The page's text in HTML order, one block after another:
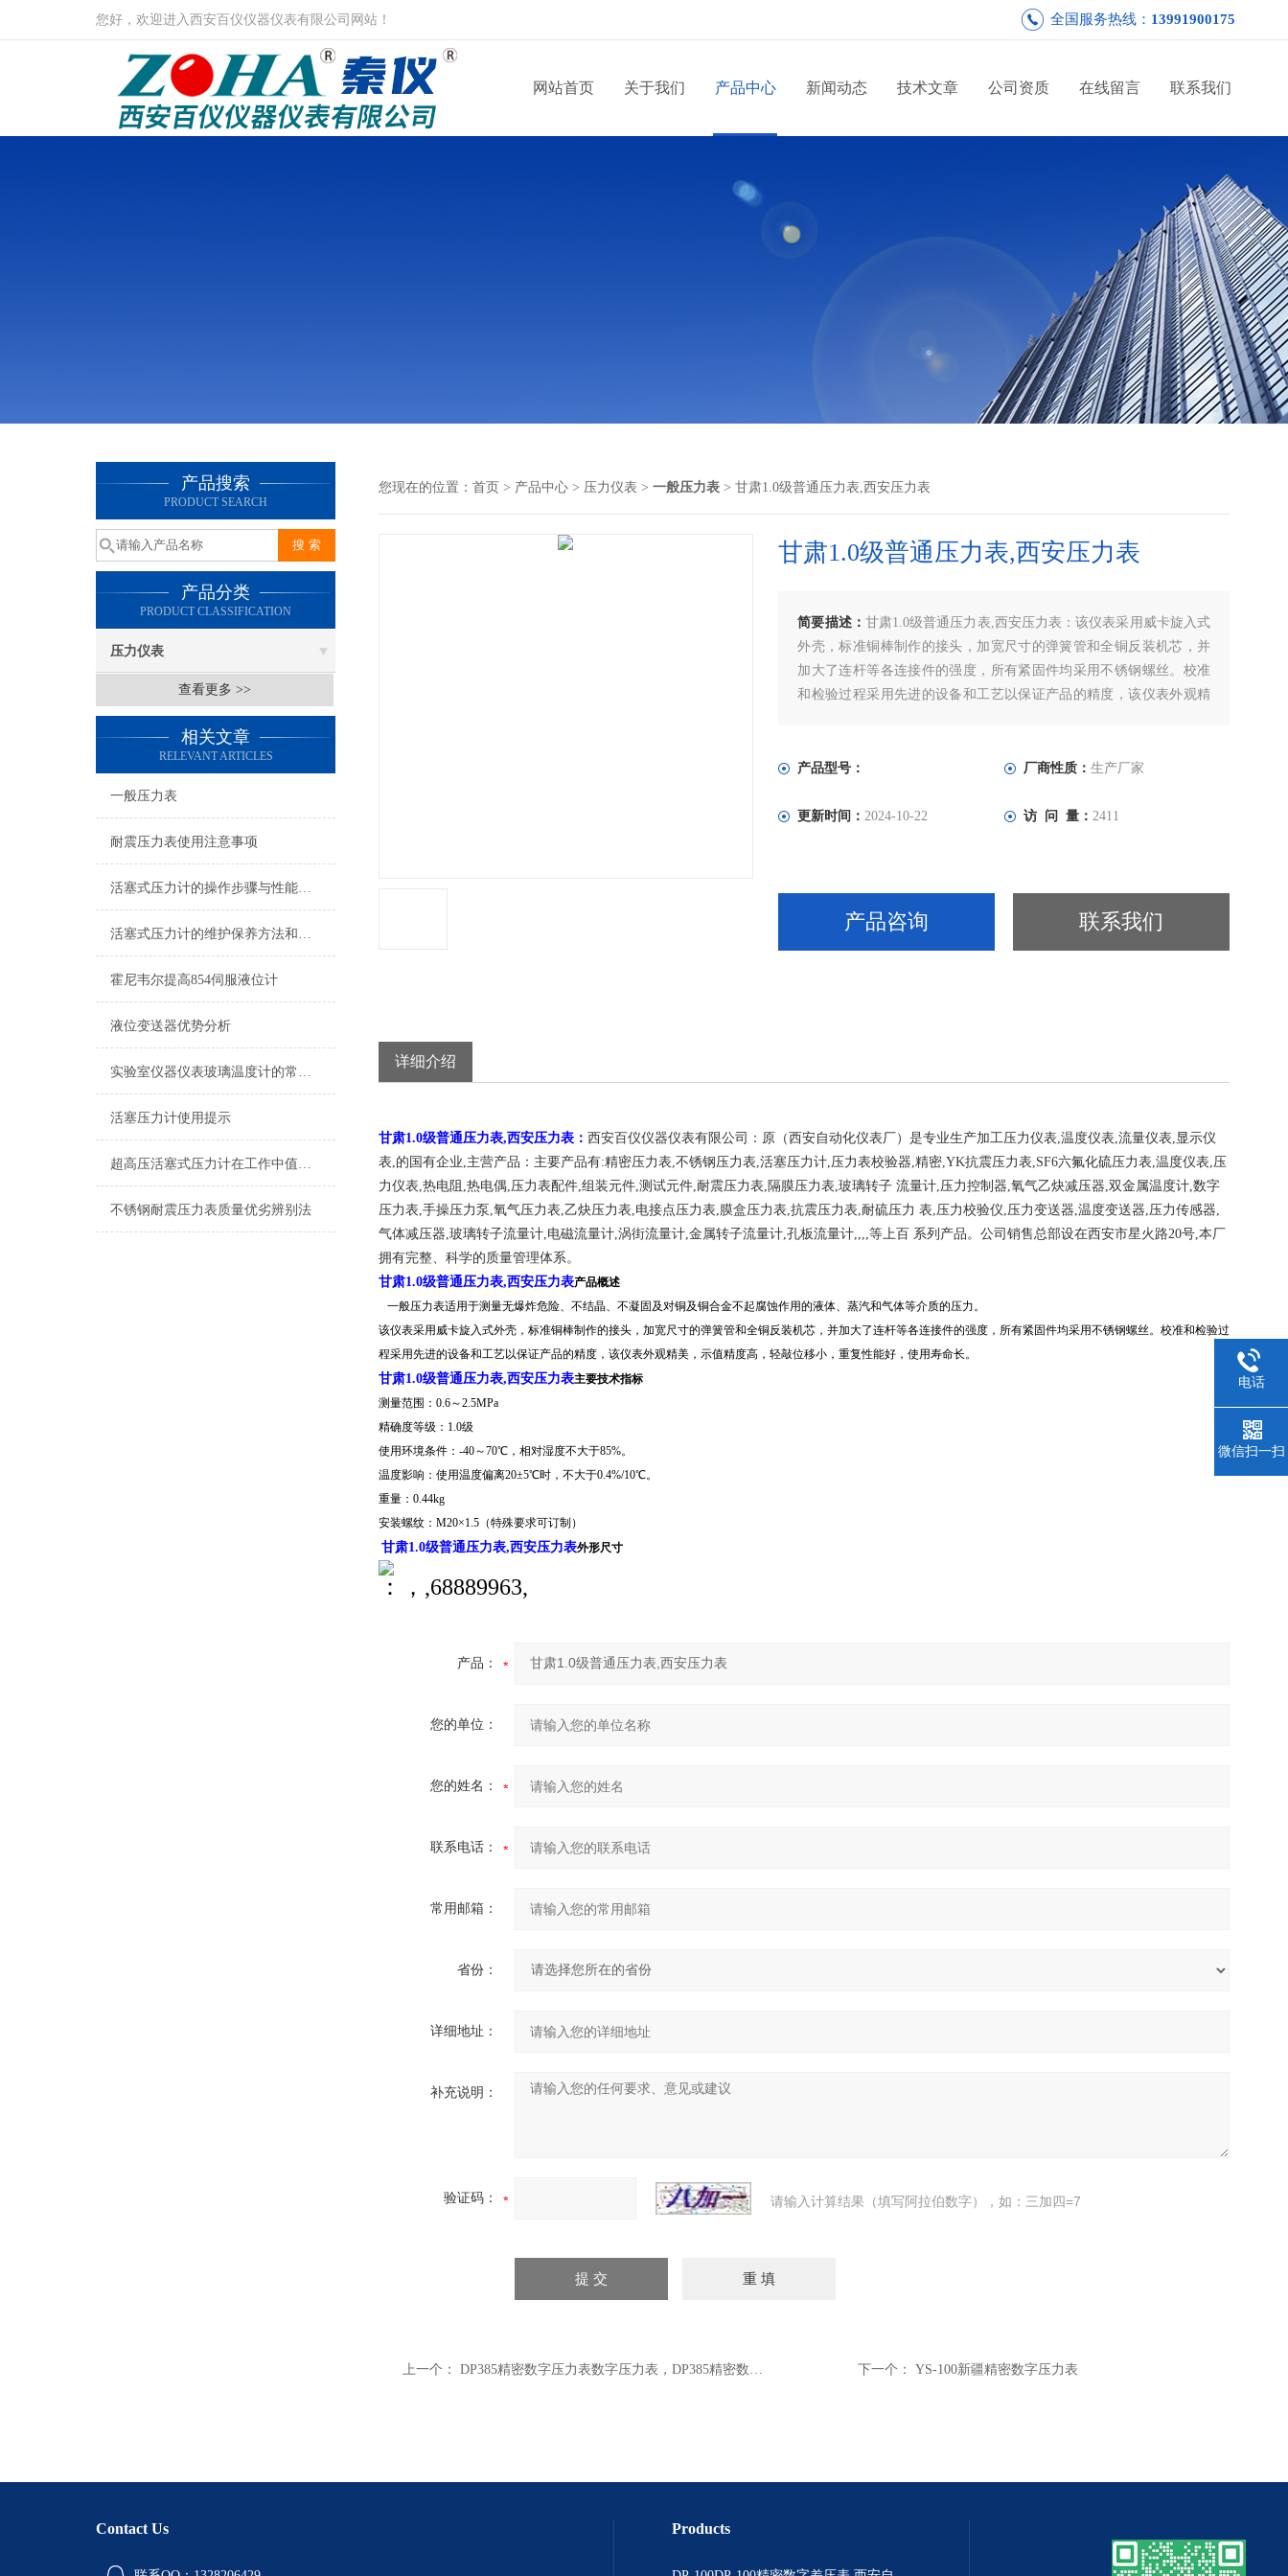
您好，欢迎进入西安百仪仪器仪表有限公司网站！ 全国服务热线： 13991900175
网站首页 关于我们 产品中心 新闻动态 技术文章 公司资质 在线留言 联系我们
产品搜索
PRODUCT SEARCH
产品分类
PRODUCT CLASSIFICATION
压力仪表
查看更多 >>
相关文章
RELEVANT ARTICLES
一般压力表
耐震压力表使用注意事项
活塞式压力计的操作步骤与性能特点
活塞式压力计的维护保养方法和其工作原理介绍
霍尼韦尔提高854伺服液位计
液位变送器优势分析
实验室仪器仪表玻璃温度计的常见种类
活塞压力计使用提示
超高压活塞式压力计在工作中值得注意的一些提示情况
不锈钢耐震压力表质量优劣辨别法
您现在的位置： 首页 > 产品中心 > 压力仪表 > 一般压力表 > 甘肃1.0级普通压力表,西安压力表
甘肃1.0级普通压力表,西安压力表
简要描述： 甘肃1.0级普通压力表,西安压力表：该仪表采用威卡旋入式
外壳，标准铜棒制作的接头，加宽尺寸的弹簧管和全铜反装机芯，并
加大了连杆等各连接件的强度，所有紧固件均采用不锈钢螺丝。校准
和检验过程采用先进的设备和工艺以保证产品的精度，该仪表外观精
产品型号： 厂商性质： 生产厂家
更新时间：2024-10-22 访 问 量： 2411
产品咨询 联系我们
详细介绍
甘肃1.0级普通压力表,西安压力表： 西安百仪仪器仪表有限公司：原（西安自动化仪表厂）是专业生产加工压力仪表,温度仪表,流量仪表,显示仪
表,的国有企业,主营产品： 主要产品有:精密压力表,不锈钢压力表,活塞压力计,压力表校验器,精密,YK抗震压力表,SF6六氟化硫压力表,温度仪表,压
力仪表,热电阻,热电偶,压力表配件,组装元件,测试元件,耐震压力表,隔膜压力表,玻璃转子 流量计,压力控制器,氧气乙炔减压器,双金属温度计,数字
压力表,手操压力泵,氧气压力表,乙炔压力表,电接点压力表,膜盒压力表,抗震压力表,耐硫压力 表,压力校验仪,压力变送器,温度变送器,压力传感器,
气体减压器,玻璃转子流量计,电磁流量计,涡街流量计,金属转子流量计,孔板流量计,,,,等上百 系列产品。 公司销售总部设在西安市星火路20号,本厂
拥有完整、科学的质量管理体系。
甘肃1.0级普通压力表,西安压力表产品概述
一般压力表适用于测量无爆炸危险、不结晶、不凝固及对铜及铜合金不起腐蚀作用的液体、蒸汽和气体等介质的压力。
该仪表采用威卡旋入式外壳，标准铜棒制作的接头，加宽尺寸的弹簧管和全铜反装机芯，并加大了连杆等各连接件的强度，所有紧固件均采用不锈钢螺丝。校准和检验过
程采用先进的设备和工艺以保证产品的精度，该仪表外观精美，示值精度高，轻敲位移小，重复性能好，使用寿命长。
甘肃1.0级普通压力表,西安压力表主要技术指标
测量范围：0.6～2.5MPa
精确度等级：1.0级
使用环境条件：-40～70℃，相对湿度不大于85%。
温度影响：使用温度偏离20±5℃时，不大于0.4%/10℃。
重量：0.44kg
安装螺纹：M20×1.5（特殊要求可订制）
甘肃1.0级普通压力表,西安压力表外形尺寸
：，,68889963,
产品：
您的单位：
您的姓名：
联系电话：
常用邮箱：
省份：
详细地址：
补充说明：
验证码： 请输入计算结果（填写阿拉伯数字），如：三加四=7
上一个： DP385精密数字压力表数字压力表，DP385精密数字压力表 下一个： YS-100新疆精密数字压力表
Contact Us Products
电话
微信扫一扫